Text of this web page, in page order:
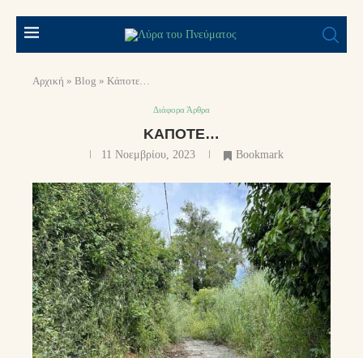
Αρχική » Blog » Κάποτε…
Διάφορα Άρθρα
ΚΆΠΟΤΕ…
11 Νοεμβρίου, 2023 Bookmark